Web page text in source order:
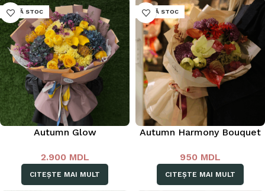
LIPSĂ STOC
Autumn Glow
2.900 MDL
CITEȘTE MAI MULT
LIPSĂ STOC
Autumn Harmony Bouquet
950 MDL
CITEȘTE MAI MULT